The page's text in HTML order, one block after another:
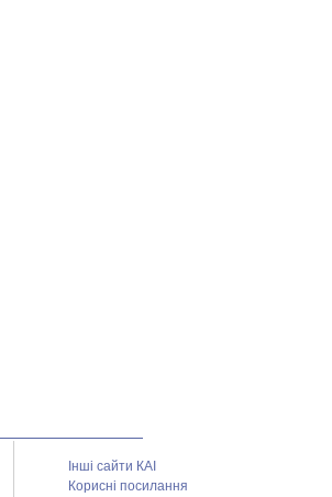
Інші сайти КАІ
Корисні посилання